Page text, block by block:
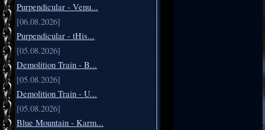
Purpendicular - Venu...
[06.08.2026]
Purpendicular - tHis...
[05.08.2026]
Demolition Train - B...
[05.08.2026]
Demolition Train - U...
[05.08.2026]
Blue Mountain - Karm...